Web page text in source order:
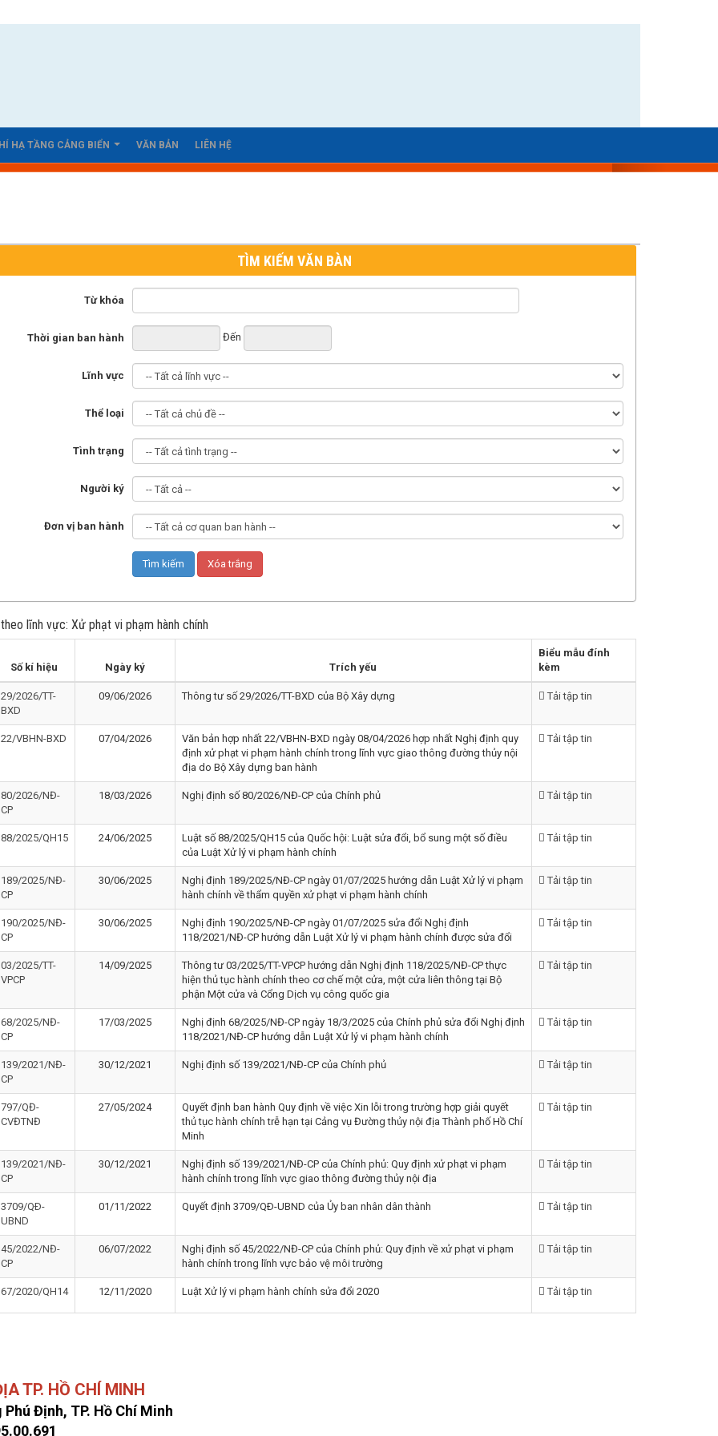
HẠ TẦNG CẢNG BIỂN VĂN BẢN LIÊN HỆ
TÌM KIẾM VĂN BÀN
Từ khóa
Thời gian ban hành Đến
Lĩnh vực
Thể loại
Tình trạng
Người ký
Đơn vị ban hành
lĩnh vực: Xử phạt vi phạm hành chính
Số kí hiệu Ngày ký Trích yếu
Biểu mẫu đính
kèm
29/2026/TT-
BXD
09/06/2026 Thông tư số 29/2026/TT-BXD của Bộ Xây dựng Tải tập tin
22/VBHN-BXD 07/04/2026
Văn bản hợp nhất 22/VBHN-BXD ngày 08/04/2026 hợp nhất Nghị định quy
định xử phạt vi phạm hành chính trong lĩnh vực giao thông đường thủy nội
địa do Bộ Xây dựng ban hành
Tải tập tin
80/2026/NĐ-
CP
18/03/2026 Nghị định số 80/2026/NĐ-CP của Chính phủ Tải tập tin
88/2025/QH15 24/06/2025
Luật số 88/2025/QH15 của Quốc hội: Luật sửa đổi, bổ sung một số điều
của Luật Xử lý vi phạm hành chính
Tải tập tin
189/2025/NĐ-
CP
30/06/2025
Nghị định 189/2025/NĐ-CP ngày 01/07/2025 hướng dẫn Luật Xử lý vi phạm
hành chính về thẩm quyền xử phạt vi phạm hành chính
Tải tập tin
190/2025/NĐ-
CP
30/06/2025
Nghị định 190/2025/NĐ-CP ngày 01/07/2025 sửa đổi Nghị định
118/2021/NĐ-CP hướng dẫn Luật Xử lý vi phạm hành chính được sửa đổi
Tải tập tin
03/2025/TT-
VPCP
14/09/2025
Thông tư 03/2025/TT-VPCP hướng dẫn Nghị định 118/2025/NĐ-CP thực
hiện thủ tục hành chính theo cơ chế một cửa, một cửa liên thông tại Bộ
phận Một cửa và Cổng Dịch vụ công quốc gia
Tải tập tin
68/2025/NĐ-
CP
17/03/2025
Nghị định 68/2025/NĐ-CP ngày 18/3/2025 của Chính phủ sửa đổi Nghị định
118/2021/NĐ-CP hướng dẫn Luật Xử lý vi phạm hành chính
Tải tập tin
139/2021/NĐ-
CP
30/12/2021 Nghị định số 139/2021/NĐ-CP của Chính phủ Tải tập tin
797/QĐ-
CVĐTNĐ
27/05/2024
Quyết định ban hành Quy định về việc Xin lỗi trong trường hợp giải quyết
thủ tục hành chính trễ hạn tại Cảng vụ Đường thủy nội địa Thành phố Hồ Chí
Minh
Tải tập tin
139/2021/NĐ-
CP
30/12/2021
Nghị định số 139/2021/NĐ-CP của Chính phủ: Quy định xử phạt vi phạm
hành chính trong lĩnh vực giao thông đường thủy nội địa
Tải tập tin
3709/QÐ-
UBND
01/11/2022 Quyết định 3709/QÐ-UBND của Ủy ban nhân dân thành Tải tập tin
45/2022/NĐ-
CP
06/07/2022
Nghị định số 45/2022/NĐ-CP của Chính phủ: Quy định về xử phạt vi phạm
hành chính trong lĩnh vực bảo vệ môi trường
Tải tập tin
67/2020/QH14 12/11/2020 Luật Xử lý vi phạm hành chính sửa đổi 2020 Tải tập tin
TP. HỒ CHÍ MINH
Định, TP. Hồ Chí Minh